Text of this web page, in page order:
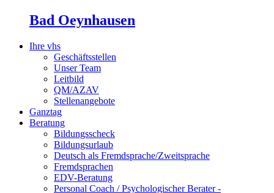
Bad Oeynhausen
Ihre vhs
Geschäftsstellen
Unser Team
Leitbild
QM/AZAV
Stellenangebote
Ganztag
Beratung
Bildungsscheck
Bildungsurlaub
Deutsch als Fremdsprache/Zweitsprache
Fremdsprachen
EDV-Beratung
Personal Coach / Psychologischer Berater -